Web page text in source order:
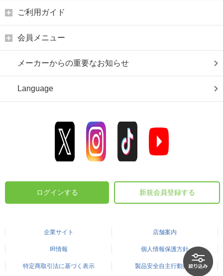
ご利用ガイド
会員メニュー
メーカーからの重要なお知らせ
Language
ログインする 新規会員登録する
企業サイト 店舗案内
IR情報 個人情報保護方針
特定商取引法に基づく表示 製品安全自主行動指針